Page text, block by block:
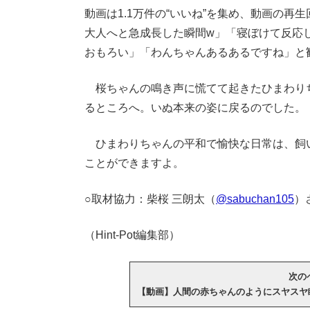
動画は1.1万件の“いいね”を集め、動画の再
大人へと急成長した瞬間w」「寝ぼけて反
おもろい」「わんちゃんあるあるですね」
桜ちゃんの鳴き声に慌てて起きたひまわり
るところへ。いぬ本来の姿に戻るのでした。
ひまわりちゃんの平和で愉快な日常は、飼
ことができますよ。
○取材協力：柴桜 三朗太（@sabuchan105）
（Hint-Pot編集部）
次の
【動画】人間の赤ちゃんのようにスヤ